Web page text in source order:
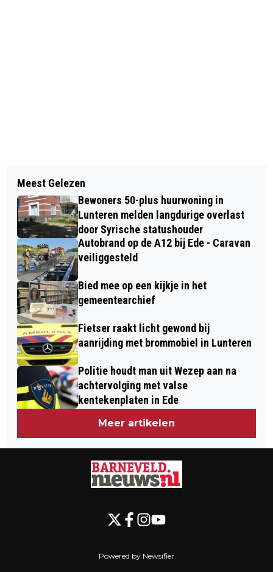
SCOOTERRIJDSTER GEWOND BIJ
ONGEVAL IN VOORTHUIZEN
PERSOON RAAKT ZWAARGEWOND BIJ
BEDRIJFSONGEVAL IN BARNEVELD
Meest Gelezen
Bewoners 50-plus huurwoning in
Lunteren melden langdurige overlast
door Syrische statushouder
Autobrand op de A12 bij Ede - Caravan
veiliggesteld
Bied mee op een kijkje in het
gemeentearchief
Fietser raakt licht gewond bij
aanrijding met brommobiel in Lunteren
Politie houdt man uit Wezep aan na
achtervolging met valse
kentekenplaten in Ede
Meer artikelen
Powered by Newsifier